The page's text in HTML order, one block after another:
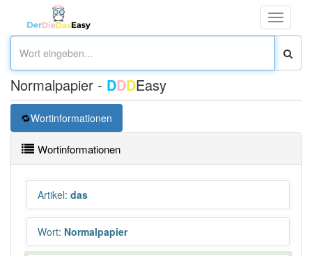
Toggle
Normalpapier - DDDEasy
Wortinformationen
Wortinformationen
Artikel: das
Wort: Normalpapier